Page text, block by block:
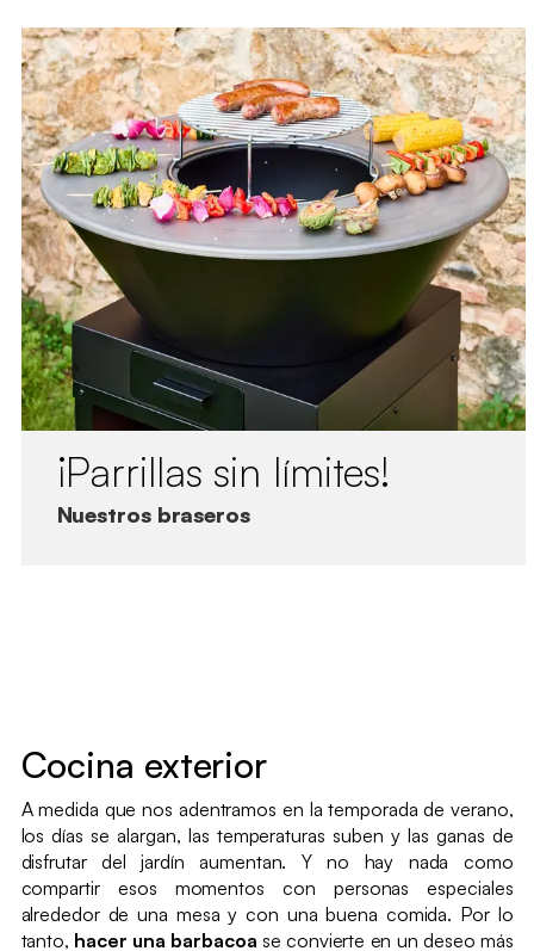
¡Parrillas sin límites!
Nuestros braseros
Cocina exterior
A medida que nos adentramos en la temporada de verano,
los días se alargan, las temperaturas suben y las ganas de
disfrutar del jardín aumentan. Y no hay nada como
compartir esos momentos con personas especiales
alrededor de una mesa y con una buena comida. Por lo
tanto, hacer una barbacoa se convierte en un deseo más